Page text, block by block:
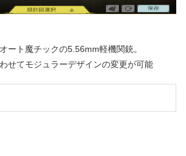
ート魔チックの5.56mm軽機関銃。
せてモジュラーデザインの変更が可能